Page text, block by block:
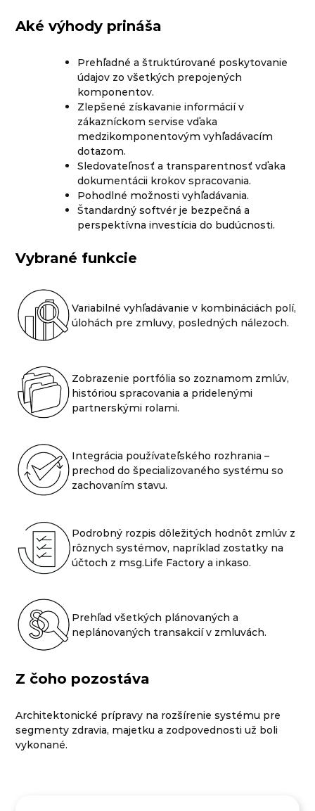
Aké výhody prináša
Prehľadné a štruktúrované poskytovanie
údajov zo všetkých prepojených
komponentov.
Zlepšené získavanie informácií v
zákazníckom servise vďaka
medzikomponentovým vyhľadávacím
dotazom.
Sledovateľnosť a transparentnosť vďaka
dokumentácii krokov spracovania.
Pohodlné možnosti vyhľadávania.
Štandardný softvér je bezpečná a
perspektívna investícia do budúcnosti.
Vybrané funkcie
Variabilné vyhľadávanie v kombináciách polí,
úlohách pre zmluvy, posledných nálezoch.
Zobrazenie portfólia so zoznamom zmlúv,
históriou spracovania a pridelenými
partnerskými rolami.
Integrácia používateľského rozhrania –
prechod do špecializovaného systému so
zachovaním stavu.
Podrobný rozpis dôležitých hodnôt zmlúv z
rôznych systémov, napríklad zostatky na
účtoch z msg.Life Factory a inkaso.
Prehľad všetkých plánovaných a
neplánovaných transakcií v zmluvách.
Z čoho pozostáva
Architektonické prípravy na rozšírenie systému pre
segmenty zdravia, majetku a zodpovednosti už boli
vykonané.